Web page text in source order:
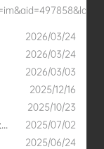
2026/03/24
2026/03/24
2026/03/03
2025/12/16
2025/10/23
2025/07/02
2025/06/24